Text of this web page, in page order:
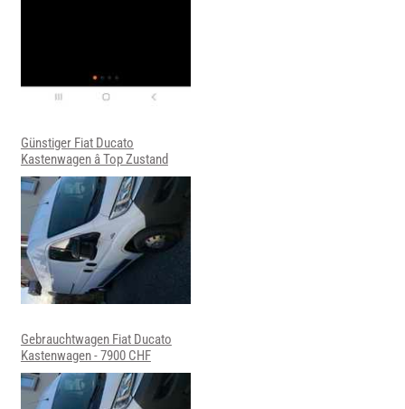
Günstiger Fiat Ducato
Kastenwagen â Top Zustand
Gebrauchtwagen Fiat Ducato
Kastenwagen - 7900 CHF